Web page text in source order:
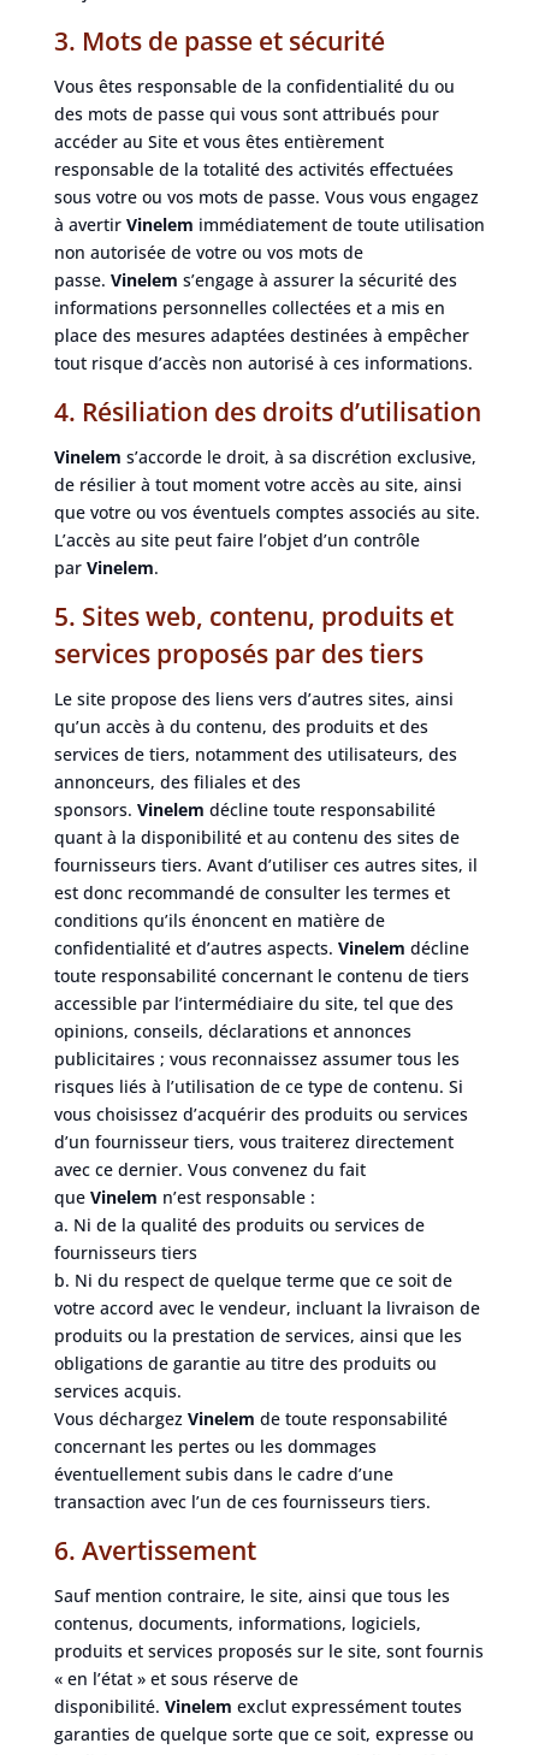
3. Mots de passe et sécurité
Vous êtes responsable de la confidentialité du ou
des mots de passe qui vous sont attribués pour
accéder au Site et vous êtes entièrement
responsable de la totalité des activités effectuées
sous votre ou vos mots de passe. Vous vous engagez
à avertir Vinelem immédiatement de toute utilisation
non autorisée de votre ou vos mots de
passe. Vinelem s’engage à assurer la sécurité des
informations personnelles collectées et a mis en
place des mesures adaptées destinées à empêcher
tout risque d’accès non autorisé à ces informations.
4. Résiliation des droits d’utilisation
Vinelem s’accorde le droit, à sa discrétion exclusive,
de résilier à tout moment votre accès au site, ainsi
que votre ou vos éventuels comptes associés au site.
L’accès au site peut faire l’objet d’un contrôle
par Vinelem.
5. Sites web, contenu, produits et
services proposés par des tiers
Le site propose des liens vers d’autres sites, ainsi
qu’un accès à du contenu, des produits et des
services de tiers, notamment des utilisateurs, des
annonceurs, des filiales et des
sponsors. Vinelem décline toute responsabilité
quant à la disponibilité et au contenu des sites de
fournisseurs tiers. Avant d’utiliser ces autres sites, il
est donc recommandé de consulter les termes et
conditions qu’ils énoncent en matière de
confidentialité et d’autres aspects. Vinelem décline
toute responsabilité concernant le contenu de tiers
accessible par l’intermédiaire du site, tel que des
opinions, conseils, déclarations et annonces
publicitaires ; vous reconnaissez assumer tous les
risques liés à l’utilisation de ce type de contenu. Si
vous choisissez d’acquérir des produits ou services
d’un fournisseur tiers, vous traiterez directement
avec ce dernier. Vous convenez du fait
que Vinelem n’est responsable :
a. Ni de la qualité des produits ou services de
fournisseurs tiers
b. Ni du respect de quelque terme que ce soit de
votre accord avec le vendeur, incluant la livraison de
produits ou la prestation de services, ainsi que les
obligations de garantie au titre des produits ou
services acquis.
Vous déchargez Vinelem de toute responsabilité
concernant les pertes ou les dommages
éventuellement subis dans le cadre d’une
transaction avec l’un de ces fournisseurs tiers.
6. Avertissement
Sauf mention contraire, le site, ainsi que tous les
contenus, documents, informations, logiciels,
produits et services proposés sur le site, sont fournis
« en l’état » et sous réserve de
disponibilité. Vinelem exclut expressément toutes
garanties de quelque sorte que ce soit, expresse ou